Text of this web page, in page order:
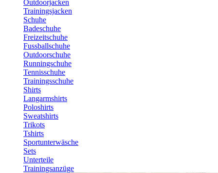
Outdoorjacken
Trainingsjacken
Schuhe
Badeschuhe
Freizeitschuhe
Fussballschuhe
Outdoorschuhe
Runningschuhe
Tennisschuhe
Trainingsschuhe
Shirts
Langarmshirts
Poloshirts
Sweatshirts
Trikots
Tshirts
Sportunterwäsche
Sets
Unterteile
Trainingsanzüge